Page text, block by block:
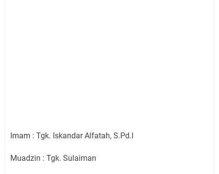
Imam : Tgk. Iskandar Alfatah, S.Pd.I
Muadzin : Tgk. Sulaiman